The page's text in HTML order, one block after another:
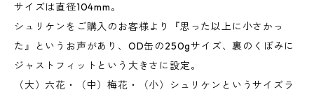
サイズは直径104mm。
シュリケンをご購入のお客様より『思った以上に小さかっ
た』というお声があり、OD缶の250gサイズ、裏のくぼみに
ジャストフィットという大きさに設定。
（大）六花・（中）梅花・（小）シュリケンというサイズラ